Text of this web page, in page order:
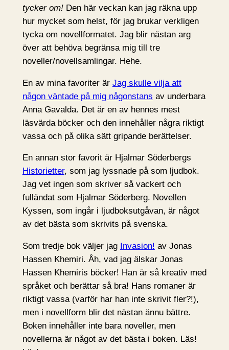
tycker om!Den här veckan kan jag räkna upp
hur mycket som helst, för jag brukar verkligen
tycka om novellformatet. Jag blir nästan arg
över att behöva begränsa mig till tre
noveller/novellsamlingar. Hehe.
En av mina favoriter är Jag skulle vilja att
någon väntade på mig någonstans av underbara
Anna Gavalda. Det är en av hennes mest
läsvärda böcker och den innehåller några riktigt
vassa och på olika sätt gripande berättelser.
En annan stor favorit är Hjalmar Söderbergs
Historietter, som jag lyssnade på som ljudbok.
Jag vet ingen som skriver så vackert och
fulländat som Hjalmar Söderberg. Novellen
Kyssen, som ingår i ljudboksutgåvan, är något
av det bästa som skrivits på svenska.
Som tredje bok väljer jag Invasion! av Jonas
Hassen Khemiri. Åh, vad jag älskar Jonas
Hassen Khemiris böcker! Han är så kreativ med
språket och berättar så bra! Hans romaner är
riktigt vassa (varför har han inte skrivit fler?!),
men i novellform blir det nästan ännu bättre.
Boken innehåller inte bara noveller, men
novellerna är något av det bästa i boken. Läs!